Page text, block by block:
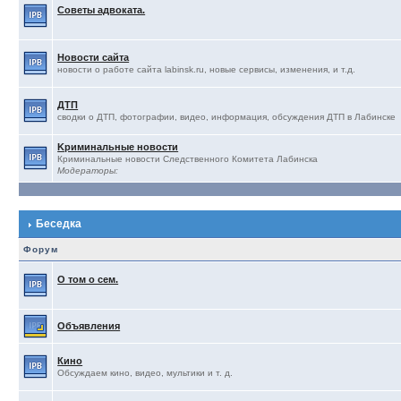
Советы адвоката.
Новости сайта
новости о работе сайта labinsk.ru, новые сервисы, изменения, и т.д.
ДТП
сводки о ДТП, фотографии, видео, информация, обсуждения ДТП в Лабинске
Kриминальные новости
Криминальные новости Следственного Комитета Лабинска
Модераторы:
Беседка
Форум
О том о сем.
Объявления
Кино
Обсуждаем кино, видео, мультики и т. д.